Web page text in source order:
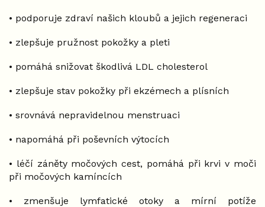
• podporuje zdraví našich kloubů a jejich regeneraci
• zlepšuje pružnost pokožky a pleti
• pomáhá snižovat škodlivá LDL cholesterol
• zlepšuje stav pokožky při ekzémech a plísních
• srovnává nepravidelnou menstruaci
• napomáhá při poševních výtocích
• léčí záněty močových cest, pomáhá při krvi v moči
při močových kamíncích
• zmenšuje lymfatické otoky a mírní potíže